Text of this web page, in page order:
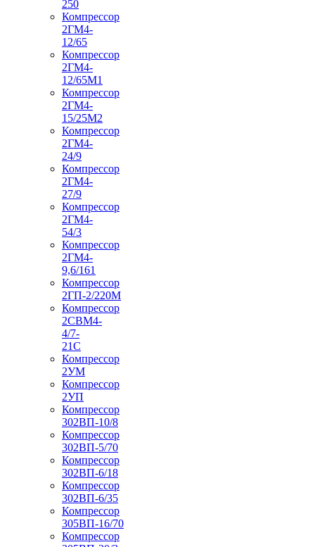
250
Компрессор
2ГМ4-
12/65
Компрессор
2ГМ4-
12/65М1
Компрессор
2ГМ4-
15/25М2
Компрессор
2ГМ4-
24/9
Компрессор
2ГМ4-
27/9
Компрессор
2ГМ4-
54/3
Компрессор
2ГМ4-
9,6/161
Компрессор
2ГП-2/220М
Компрессор
2СВМ4-
4/7-
21С
Компрессор
2УМ
Компрессор
2УП
Компрессор
302ВП-10/8
Компрессор
302ВП-5/70
Компрессор
302ВП-6/18
Компрессор
302ВП-6/35
Компрессор
305ВП-16/70
Компрессор